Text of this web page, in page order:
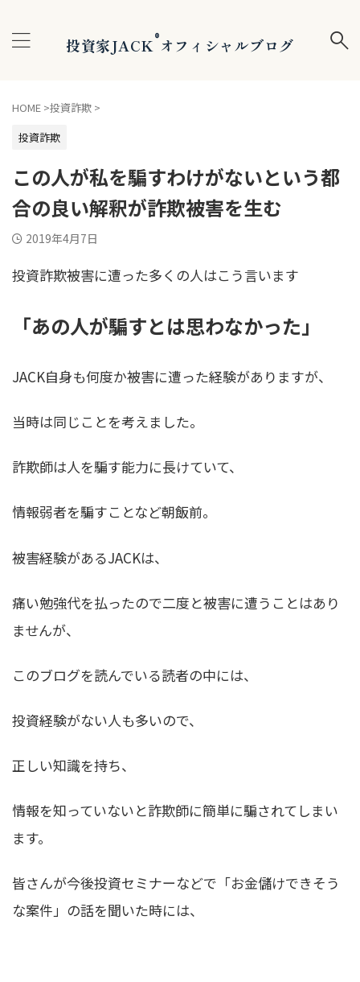
投資家JACK®オフィシャルブログ
HOME >投資詐欺 >
投資詐欺
この人が私を騙すわけがないという都
合の良い解釈が詐欺被害を生む
2019年4月7日
投資詐欺被害に遭った多くの人はこう言います
「あの人が騙すとは思わなかった」
JACK自身も何度か被害に遭った経験がありますが、
当時は同じことを考えました。
詐欺師は人を騙す能力に長けていて、
情報弱者を騙すことなど朝飯前。
被害経験があるJACKは、
痛い勉強代を払ったので二度と被害に遭うことはあり
ませんが、
このブログを読んでいる読者の中には、
投資経験がない人も多いので、
正しい知識を持ち、
情報を知っていないと詐欺師に簡単に騙されてしまい
ます。
皆さんが今後投資セミナーなどで「お金儲けできそう
な案件」の話を聞いた時には、